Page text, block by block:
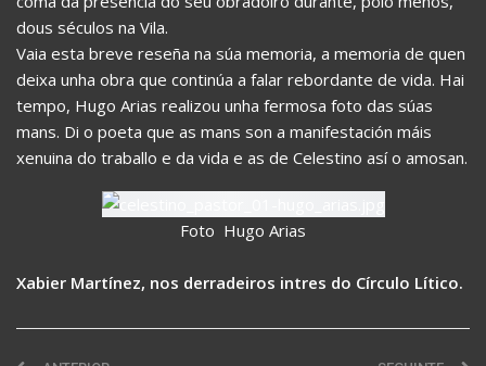
dous séculos na Vila.
Vaia esta breve reseña na súa memoria, a memoria de quen
deixa unha obra que continúa a falar rebordante de vida. Hai
tempo, Hugo Arias realizou unha fermosa foto das súas
mans. Di o poeta que as mans son a manifestación máis
xenuina do traballo e da vida e as de Celestino así o amosan.
Foto  Hugo Arias
Xabier Martínez, nos derradeiros intres do Círculo Lítico.